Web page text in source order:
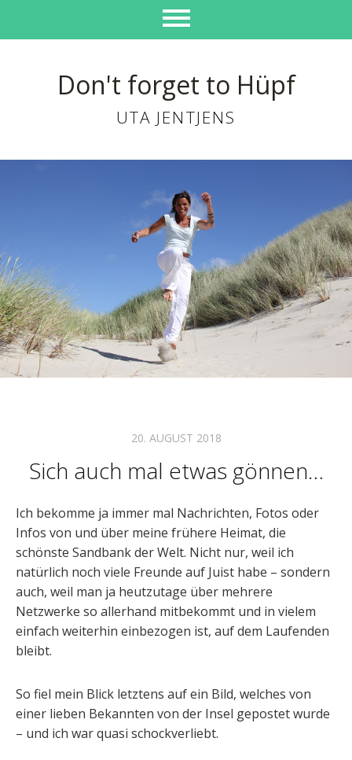
Don't forget to Hüpf
UTA JENTJENS
20. AUGUST 2018
Sich auch mal etwas gönnen…
Ich bekomme ja immer mal Nachrichten, Fotos oder
Infos von und über meine frühere Heimat, die
schönste Sandbank der Welt. Nicht nur, weil ich
natürlich noch viele Freunde auf Juist habe – sondern
auch, weil man ja heutzutage über mehrere
Netzwerke so allerhand mitbekommt und in vielem
einfach weiterhin einbezogen ist, auf dem Laufenden
bleibt.
So fiel mein Blick letztens auf ein Bild, welches von
einer lieben Bekannten von der Insel gepostet wurde
– und ich war quasi schockverliebt.